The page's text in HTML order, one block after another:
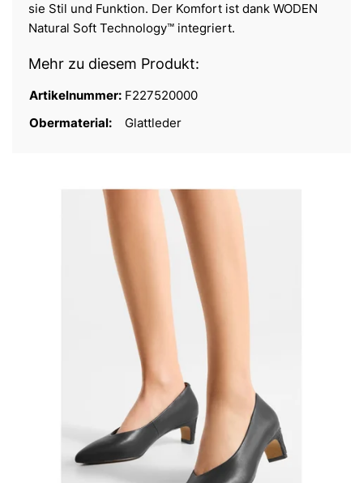
sie Stil und Funktion. Der Komfort ist dank WODEN
Natural Soft Technology™ integriert.
Mehr zu diesem Produkt:
Artikelnummer: F227520000
Obermaterial:
Glattleder